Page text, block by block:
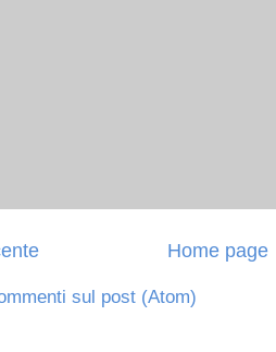
Home page
sul post (Atom)